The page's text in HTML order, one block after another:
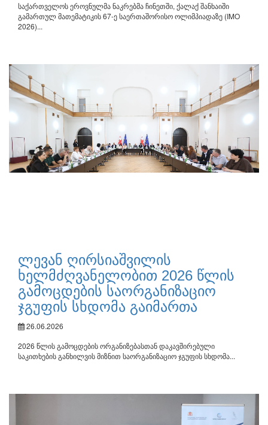
საქართველოს ეროვნულმა ნაკრებმა ჩინეთში, ქალაქ შანხაიში
გამართულ მათემატიკის 67-ე საერთაშორისო ოლიმპიადაზე (IMO
2026)...
ლევან ღირსიაშვილის
ხელმძღვანელობით 2026 წლის
გამოცდების საორგანიზაციო
ჯგუფის სხდომა გაიმართა
26.06.2026
2026 წლის გამოცდების ორგანიზებასთან დაკავშირებული
საკითხების განხილვის მიზნით საორგანიზაციო ჯგუფის სხდომა...